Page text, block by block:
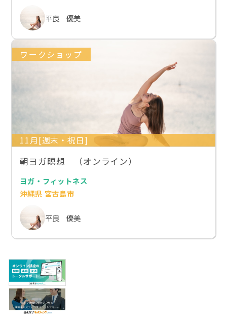
平良 優美
ワークショップ
11月[週末・祝日]
朝ヨガ瞑想 （オンライン）
ヨガ・フィットネス
沖縄県 宮古島市
平良 優美